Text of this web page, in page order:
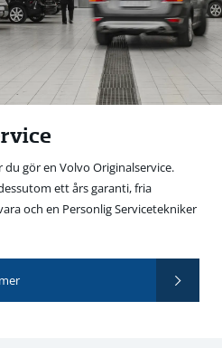
gör en Volvo Originalservice.
ett års garanti, fria
och en Personlig Servicetekniker